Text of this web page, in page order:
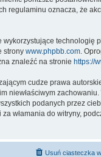
regulaminu oznacza, że
wykorzystujące
strony www.phpbb.com.
znaleźć na stronie https://
cudze prawa
niewłaściwym
podanych przez
włamania do witryny,
Usuń ciasteczka